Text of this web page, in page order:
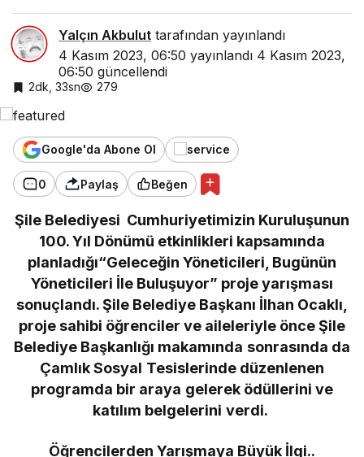
Yalçın Akbulut tarafından yayınlandı
4 Kasım 2023, 06:50 yayınlandı 4 Kasım 2023,
06:50 güncellendi
2dk, 33sn 279
Google'da Abone Ol
0 Paylaş Beğen
Şile Belediyesi Cumhuriyetimizin Kuruluşunun
100. Yıl Dönümü etkinlikleri kapsamında
planladığı“Geleceğin Yöneticileri, Bugünün
Yöneticileri İle Buluşuyor” proje yarışması
sonuçlandı. Şile Belediye Başkanı İlhan Ocaklı,
proje sahibi öğrenciler ve aileleriyle önce Şile
Belediye Başkanlığı makamında sonrasında da
Çamlık Sosyal Tesislerinde düzenlenen
programda bir araya gelerek ödüllerini ve
katılım belgelerini verdi.
Öğrencilerden Yarışmaya Büyük İlgi..